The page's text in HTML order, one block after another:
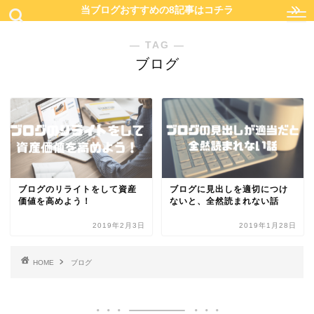
当ブログおすすめの8記事はコチラ
― TAG ―
ブログ
ブログのリライトをして資産
価値を高めよう！
2019年2月3日
ブログに見出しを適切につけ
ないと、全然読まれない話
2019年1月28日
HOME ブログ